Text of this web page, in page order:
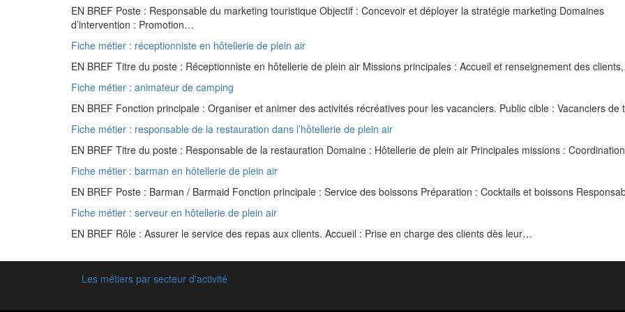
EN BREF Poste : Responsable du marketing touristique Objectif : Concevoir et déployer la stratégie marketing Domaines
d’intervention : Promotion…
Fiche métier : réceptionniste en hôtellerie de plein air
EN BREF Titre du poste : Réceptionniste en hôtellerie de plein air Missions principales : Accueil et renseignement des
Fiche métier : animateur de camping
EN BREF Fonction principale : Organiser et animer des activités récréatives pour les vacanciers. Public cible : Vacanciers
Fiche métier : responsable de la restauration dans l’hôtellerie de plein air
EN BREF Titre du poste : Responsable de la restauration Domaine : Hôtellerie de plein air Principales missions :
Fiche métier : barman en hôtellerie de plein air
EN BREF Poste : Barman / Barmaid Fonction principale : Service des boissons Préparation : Cocktails et boissons
Fiche métier : serveur en hôtellerie de plein air
EN BREF Rôle : Assurer le service des repas aux clients. Accueil : Prise en charge des clients dès leur…
Les métiers par secteur d'activité